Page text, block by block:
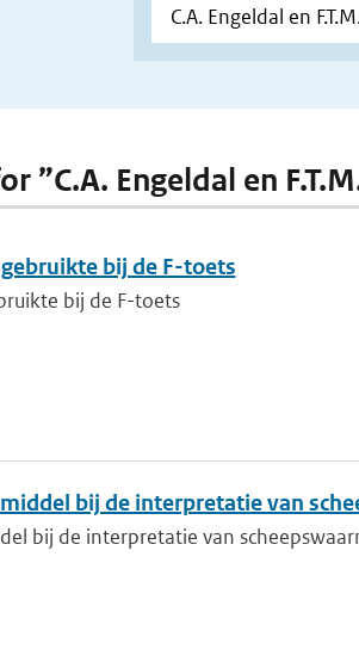
”C.A. Engeldal en
bij de F-toets
bij de F-toets
bij de interpretatie van
bij de interpretatie van